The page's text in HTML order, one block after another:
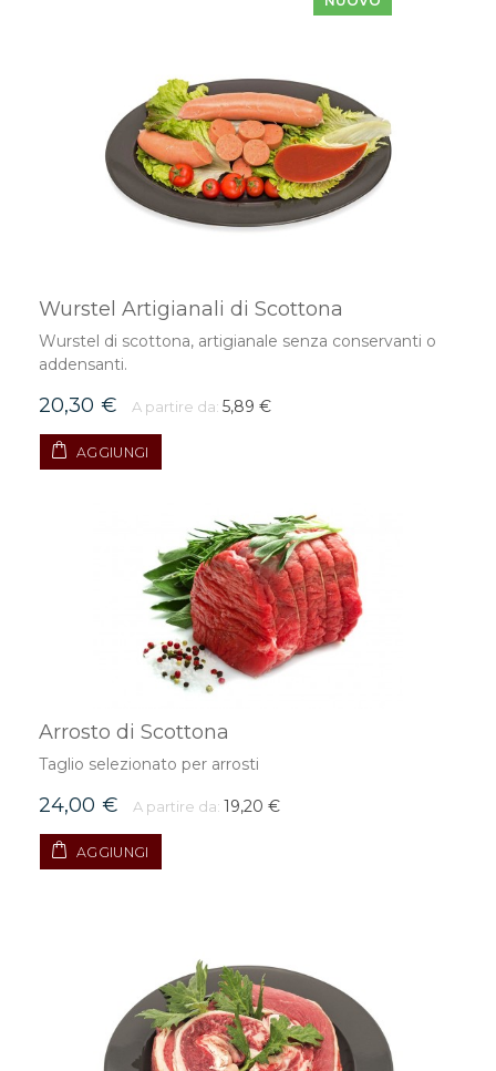
Wurstel Artigianali di Scottona
Wurstel di scottona, artigianale senza conservanti o
addensanti.
20,30 € A partire da: 5,89 €
AGGIUNGI
Arrosto di Scottona
Taglio selezionato per arrosti
24,00 € A partire da: 19,20 €
AGGIUNGI